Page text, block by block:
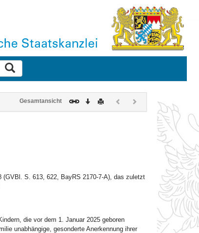
zurücksetzen
Gesamtansicht Download
DruckenVorherigesNächstes
Dokument
(inaktiv)
S. 613, 622, BayRS 2170-7-A), das zuletzt
die vor dem 1. Januar 2025 geboren
unabhängige, gesonderte Anerkennung ihrer